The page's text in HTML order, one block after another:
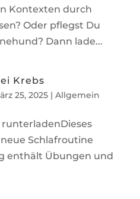
Kontexten durch
Oder pflegst Du
Dann lade...
Krebs
25, 2025| Allgemein
Schlafroutine
enthält Übungen und